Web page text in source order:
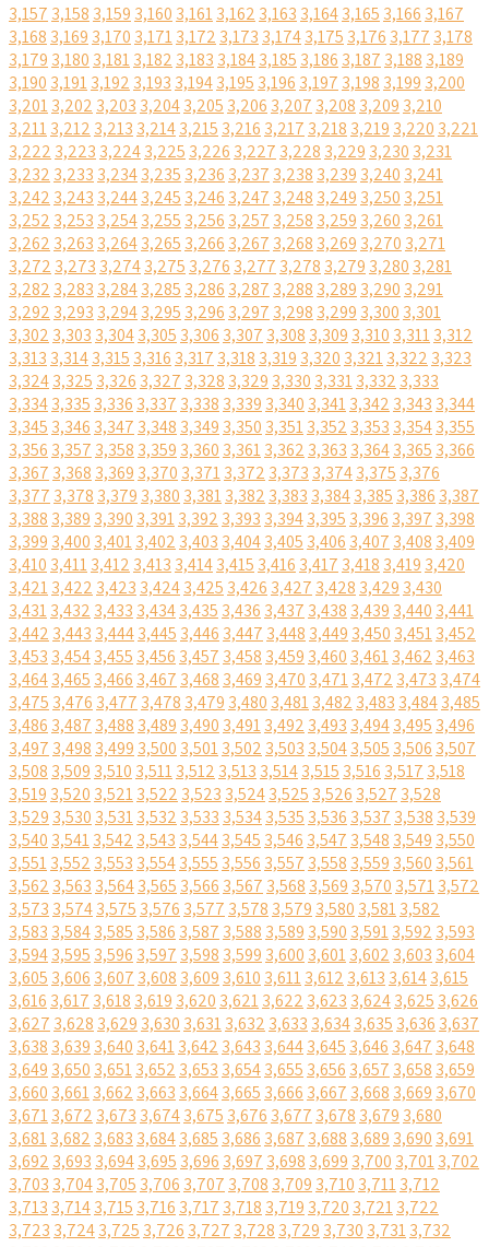
3,157 3,158 3,159 3,160 3,1613,162 3,163 3,1643,165 3,166 3,167
3,168 3,169 3,170 3,1713,172 3,173 3,1743,175 3,176 3,177 3,178
3,179 3,180 3,1813,182 3,183 3,1843,185 3,186 3,187 3,188 3,189
3,190 3,1913,192 3,193 3,1943,195 3,196 3,197 3,198 3,199 3,200
3,2013,202 3,203 3,2043,205 3,206 3,207 3,208 3,209 3,210
3,2113,212 3,213 3,2143,215 3,216 3,217 3,218 3,219 3,220 3,221
3,222 3,223 3,2243,225 3,226 3,227 3,228 3,229 3,230 3,231
3,232 3,233 3,2343,235 3,236 3,237 3,238 3,239 3,240 3,241
3,242 3,243 3,2443,245 3,246 3,247 3,248 3,249 3,250 3,251
3,252 3,253 3,2543,255 3,256 3,257 3,258 3,259 3,260 3,261
3,262 3,263 3,2643,265 3,266 3,267 3,268 3,269 3,270 3,271
3,272 3,273 3,2743,275 3,276 3,277 3,278 3,279 3,280 3,281
3,282 3,283 3,2843,285 3,286 3,287 3,288 3,289 3,290 3,291
3,292 3,293 3,2943,295 3,296 3,297 3,298 3,299 3,300 3,301
3,302 3,303 3,3043,305 3,306 3,307 3,308 3,309 3,310 3,3113,312
3,313 3,3143,315 3,316 3,317 3,318 3,319 3,320 3,3213,322 3,323
3,3243,325 3,326 3,327 3,328 3,329 3,330 3,3313,332 3,333
3,3343,335 3,336 3,337 3,338 3,339 3,340 3,3413,342 3,343 3,344
3,345 3,346 3,347 3,348 3,349 3,350 3,3513,352 3,353 3,3543,355
3,356 3,357 3,358 3,359 3,360 3,3613,362 3,363 3,3643,365 3,366
3,367 3,368 3,369 3,370 3,3713,372 3,373 3,3743,375 3,376
3,377 3,378 3,379 3,380 3,3813,382 3,383 3,3843,385 3,386 3,387
3,388 3,389 3,390 3,3913,392 3,393 3,3943,395 3,396 3,397 3,398
3,399 3,400 3,4013,402 3,403 3,4043,405 3,406 3,407 3,408 3,409
3,410 3,4113,412 3,413 3,4143,415 3,416 3,417 3,418 3,419 3,420
3,4213,422 3,423 3,4243,425 3,426 3,427 3,428 3,429 3,430
3,4313,432 3,433 3,4343,435 3,436 3,437 3,438 3,439 3,440 3,441
3,442 3,443 3,4443,445 3,446 3,447 3,448 3,449 3,450 3,4513,452
3,453 3,4543,455 3,456 3,457 3,458 3,459 3,460 3,4613,462 3,463
3,4643,465 3,466 3,467 3,468 3,469 3,470 3,4713,472 3,473 3,474
3,475 3,476 3,477 3,478 3,479 3,480 3,4813,482 3,483 3,4843,485
3,486 3,487 3,488 3,489 3,490 3,4913,492 3,493 3,4943,495 3,496
3,497 3,498 3,499 3,500 3,5013,502 3,503 3,5043,505 3,506 3,507
3,508 3,509 3,510 3,5113,512 3,513 3,5143,515 3,516 3,517 3,518
3,519 3,520 3,5213,522 3,523 3,5243,525 3,526 3,527 3,528
3,529 3,530 3,5313,532 3,533 3,5343,535 3,536 3,537 3,538 3,539
3,540 3,5413,542 3,543 3,5443,545 3,546 3,547 3,548 3,549 3,550
3,5513,552 3,553 3,5543,555 3,556 3,557 3,558 3,559 3,560 3,561
3,562 3,563 3,5643,565 3,566 3,567 3,568 3,569 3,570 3,5713,572
3,573 3,5743,575 3,576 3,577 3,578 3,579 3,580 3,5813,582
3,583 3,5843,585 3,586 3,587 3,588 3,589 3,590 3,5913,592 3,593
3,5943,595 3,596 3,597 3,598 3,599 3,600 3,6013,602 3,603 3,604
3,605 3,606 3,607 3,608 3,609 3,610 3,6113,612 3,613 3,6143,615
3,616 3,617 3,618 3,619 3,620 3,6213,622 3,623 3,6243,625 3,626
3,627 3,628 3,629 3,630 3,6313,632 3,633 3,6343,635 3,636 3,637
3,638 3,639 3,640 3,6413,642 3,643 3,6443,645 3,646 3,647 3,648
3,649 3,650 3,6513,652 3,653 3,6543,655 3,656 3,657 3,658 3,659
3,660 3,6613,662 3,663 3,6643,665 3,666 3,667 3,668 3,669 3,670
3,6713,672 3,673 3,6743,675 3,676 3,677 3,678 3,679 3,680
3,6813,682 3,683 3,6843,685 3,686 3,687 3,688 3,689 3,690 3,691
3,692 3,693 3,6943,695 3,696 3,697 3,698 3,699 3,700 3,7013,702
3,703 3,7043,705 3,706 3,707 3,708 3,709 3,710 3,7113,712
3,713 3,7143,715 3,716 3,717 3,718 3,719 3,720 3,7213,722
3,723 3,7243,725 3,726 3,727 3,728 3,729 3,730 3,7313,732